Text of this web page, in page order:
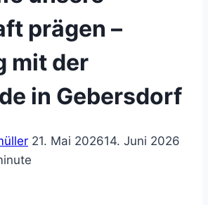
prägen –
mit der
in Gebersdorf
21. Mai 202614. Juni 2026